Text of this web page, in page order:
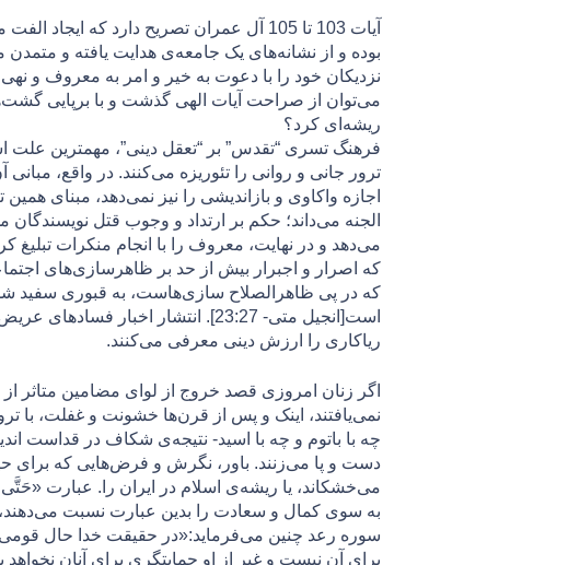
آیات 103 تا 105 آل عمران تصریح دارد
بوده و از نشانه‌های یک جامعه‌ی هدایت یافته و
نزديكان خود را با دعوت به خیر و امر به معروف و
می‌توان از صراحت آیات الهی گذشت و با برپایی
ريشه‌ای كرد؟
فرهنگ تسری “تقدس” بر “تعقل دینی”، مهمترین علت
ترور جانی و روانی را تئوریزه می‌کنند. در واقع،
اجازه واکاوی و بازاندیشی را نيز نمی‌دهد، مبنای
الجنه می‌داند؛ حکم بر ارتداد و وجوب قتل
می‌دهد و در نهایت، معروف را با انجام منکرات
كه اصرار و اجبرار بيش از حد بر ظاهرسازی‌های
كه در پی ظاهرالصلاح سازی‌هاست، به قبوری سفيد شده
است[انجيل متی- 23:27]. انتشار
رياكاری را ارزش دينی معرفی می‌كنند.
اگر زنان امروزی قصد خروج از لوای مضامین متاثر از
نمی‌یافتند، اینک و پس از قرن‌ها خشونت و غفلت، با
چه با باتوم و چه با اسید- نتیجه‌ی شکاف در قداست
دست و پا می‌زنند. باور، نگرش و فرض‌هایی که برای
می‌خشکاند، یا ریشه‌ی اسلام در ایران را. عبارت
سوره رعد چنین می‌فرماید:«در حقيقت ‏خدا حال قومى